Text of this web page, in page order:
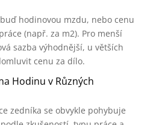
hodinovou mzdu, nebo cenu
(např. za m2). Pro menší
sazba výhodnější, u větších
cenu za dílo.
Hodinu v Různých
zedníka se obvykle pohybuje